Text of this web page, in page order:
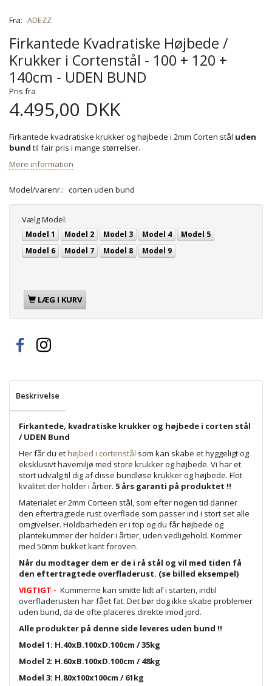
Fra: ADEZZ
Firkantede Kvadratiske Højbede /
Krukker i Cortenstål - 100 + 120 +
140cm - UDEN BUND
Pris fra
4.495,00 DKK
Firkantede kvadratiske krukker og højbede i 2mm Corten stål uden
bund til fair pris i mange størrelser.
Mere information
Model/varenr.: corten uden bund
VælgModel:
Model 1 Model 2 Model 3 Model 4
Model 5
Model 6
Model 7 Model 8 Model 9
LÆG I KURV
Beskrivelse
Firkantede, kvadratiske krukker og højbede i corten stål
/ UDEN Bund
Her får du ethøjbed i cortenstål som kan skabe et hyggeligt og
eksklusivt havemiljø med store krukker og højbede. Vi har et
stort udvalg til dig af disse bundløse krukker og højbede. Flot
kvalitet der holder i årtier. 5 års garanti på produktet !!
Materialet er 2mm Corteen stål, som efter nogen tid danner
den eftertragtede rust overflade som passer ind i stort set alle
omgivelser. Holdbarheden er i top og du får højbede og
plantekummer der holder i årtier, uden vedligehold. Kommer
med 50mm bukket kant foroven.
Når du modtager dem er de i rå stål og vil med tiden få
den eftertragtede overfladerust. (se billed eksempel)
VIGTIGT - Kummerne kan smitte lidt af i starten, indtil
overfladerusten har fået fat. Det bør dog ikke skabe problemer
uden bund, da de ofte placeres direkte imod jord.
Alle produkter på denne side leveres uden bund !!
Model 1: H.40xB.100xD.100cm / 35kg
Model 2: H.60xB.100xD.100cm / 48kg
Model 3: H.80x100x100cm / 61kg